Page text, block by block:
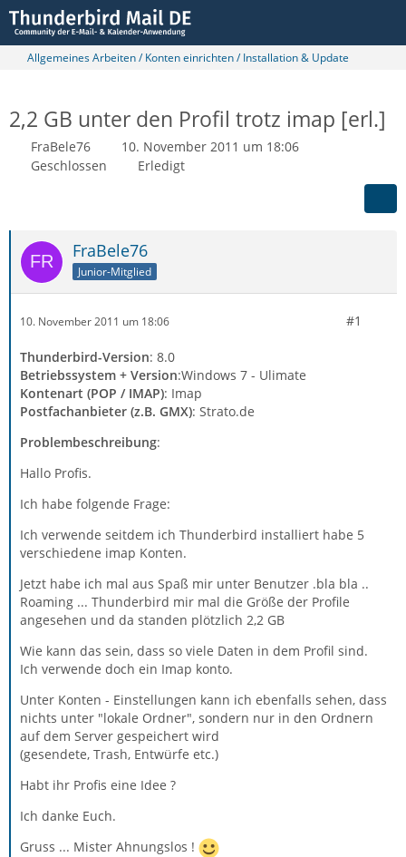
Allgemeines Arbeiten / Konten einrichten / Installation & Update
2,2 GB unter den Profil trotz imap [erl.]
FraBele76
10. November 2011 um 18:06
Geschlossen
Erledigt
FraBele76
Junior-Mitglied
10. November 2011 um 18:06 #1
Thunderbird-Version: 8.0
Betriebssystem + Version:Windows 7 - Ulimate
Kontenart (POP / IMAP): Imap
Postfachanbieter (z.B. GMX): Strato.de
Problembeschreibung:
Hallo Profis.
Ich habe folgende Frage:
Ich verwende seitdem ich Thunderbird installiert habe 5
verschiedene imap Konten.
Jetzt habe ich mal aus Spaß mir unter Benutzer .bla bla ..
Roaming ... Thunderbird mir mal die Größe der Profile
angesehen und da standen plötzlich 2,2 GB
Wie kann das sein, dass so viele Daten in dem Profil sind.
Ich verwende doch ein Imap konto.
Unter Konten - Einstellungen kann ich ebenfalls sehen, dass
nichts unter "lokale Ordner", sondern nur in den Ordnern
auf dem Server gespeichert wird
(gesendete, Trash, Entwürfe etc.)
Habt ihr Profis eine Idee ?
Ich danke Euch.
Gruss ... Mister Ahnungslos !